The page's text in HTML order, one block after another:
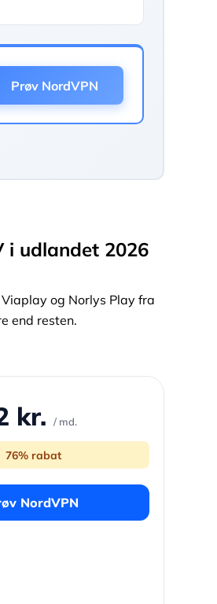
Prøv NordVPN
i udlandet 2026
og Norlys Play fra
end resten.
kr. / md.
76% rabat
NordVPN